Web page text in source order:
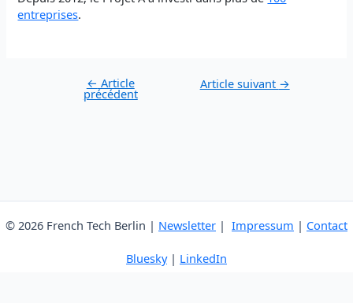
entreprises.
Navigation
← Article
précédent
Article suivant →
© 2026 French Tech Berlin | Newsletter | Impressum | Contact
Bluesky| LinkedIn